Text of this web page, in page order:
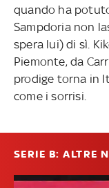
quando ha
Sampdoria non
spera lui) di sì.
Piemonte, da
prodige torna in
come i sorrisi.
SERIE B: ALTRE